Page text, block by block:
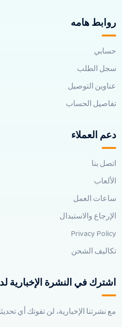
روابط هامه
حسابي
سجل الطلب
عناوين التوصيل
تفاصيل الحساب
دعم العملاء
اتصل بنا
الألعاب
ساعات العمل
الإرجاع والاستبدال
Privacy Policy
تكاليف الشحن
اشترك في النشرة الإخبارية
مع نشرتنا الإخبارية، لن تفوتك أي